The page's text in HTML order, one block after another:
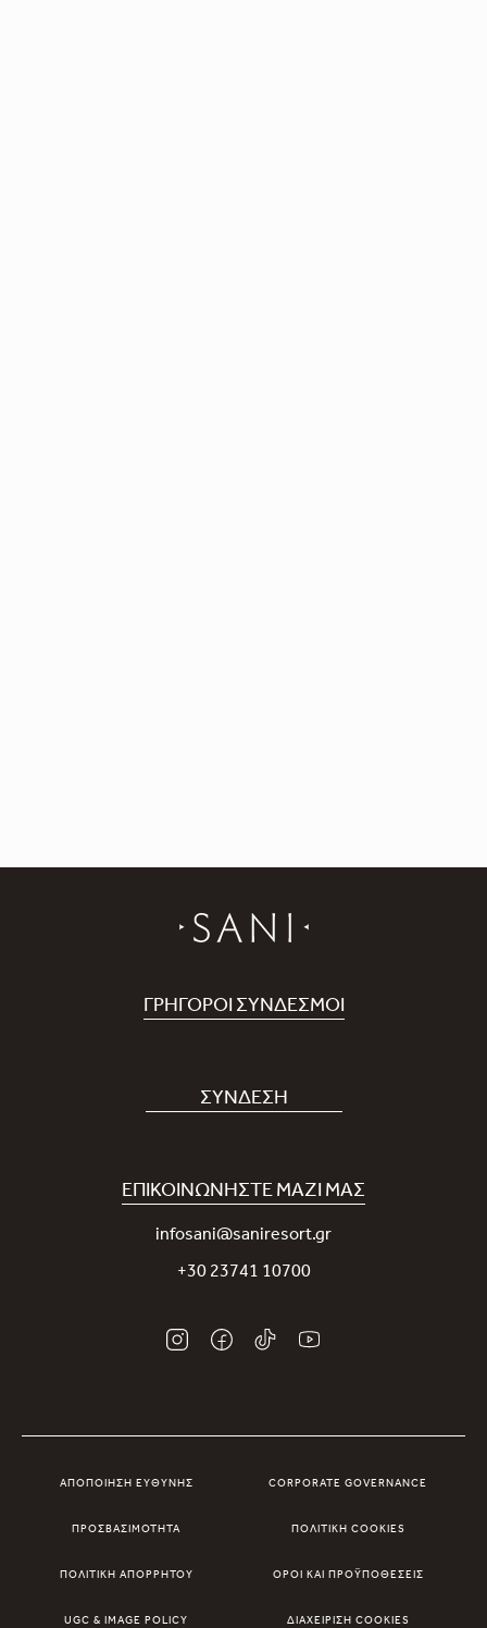
ΓΡΉΓΟΡΟΙ ΣΎΝΔΕΣΜΟΙ
Θέσεις εργασίας
Νέα
Βραβεία
Γάμοι
ΣΎΝΔΕΣΗ
Sani Rewards
ΕΠΙΚΟΙΝΩΝΉΣΤΕ ΜΑΖΊ ΜΑΣ
infosani@saniresort.gr
+30 23741 10700
ΑΠΟΠΟΊΗΣΗ ΕΥΘΎΝΗΣ
ΠΡΟΣΒΑΣΙΜΌΤΗΤΑ
ΠΟΛΙΤΙΚΉ ΑΠΟΡΡΉΤΟΥ
UGC & IMAGE POLICY
CORPORATE GOVERNANCE
ΠΟΛΙΤΙΚΉ COOKIES
ΌΡΟΙ ΚΑΙ ΠΡΟΫΠΟΘΈΣΕΙΣ
ΔΙΑΧΕΊΡΙΣΗ COOKIES